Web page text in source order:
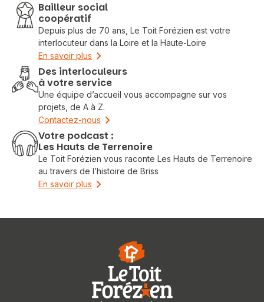
Bailleur social
coopératif
Depuis plus de 70 ans, Le Toit Forézien est votre
interlocuteur dans la Loire et la Haute-Loire
En savoir plus
Des interloculeurs
à votre service
Une équipe d’accueil vous accompagne sur vos
projets, de A à Z.
Contactez-nous
Votre podcast :
Les Hauts de Terrenoire
Le Toit Forézien vous raconte Les Hauts de Terrenoire
au travers de l’histoire de Briss
En savoir plus